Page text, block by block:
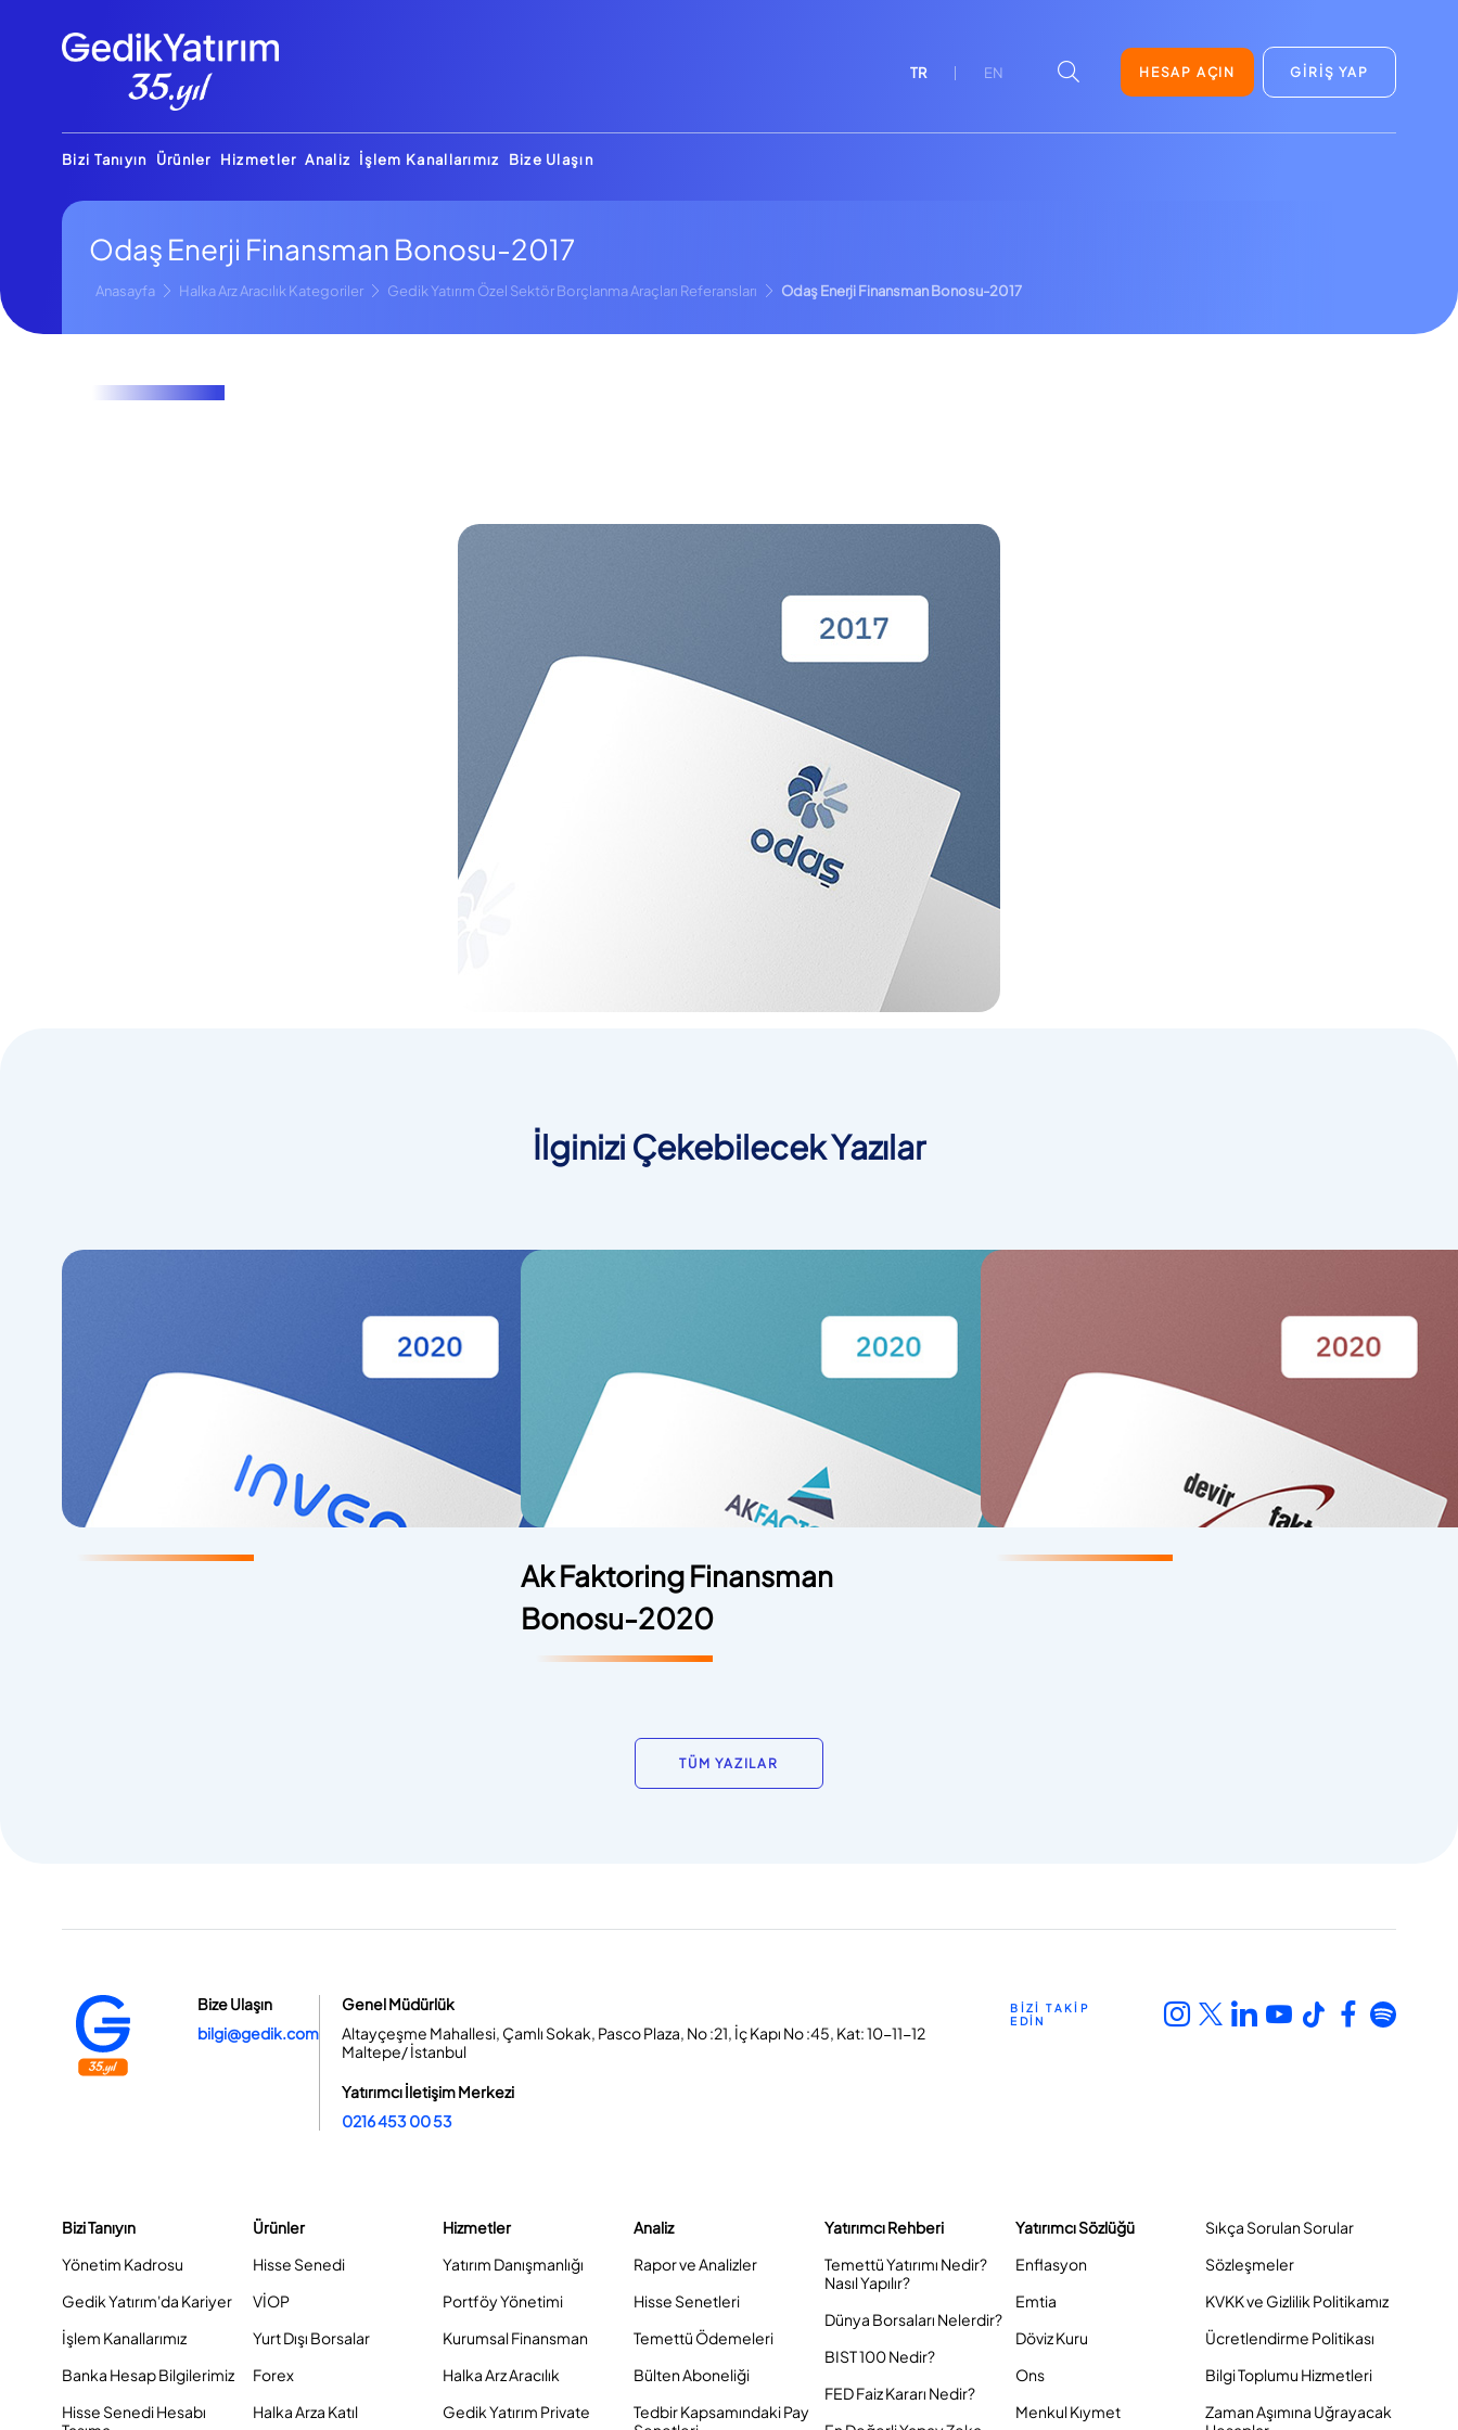
TR EN HESAP AÇIN GİRİŞ YAP
Bizi Tanıyın Ürünler Hizmetler Analiz İşlem Kanallarımız Bize Ulaşın
Odaş Enerji Finansman Bonosu-2017
Anasayfa Halka Arz Aracılık Kategoriler Gedik Yatırım Özel Sektör Borçlanma Araçları Referansları Odaş Enerji Finansman Bonosu-2017
İlginizi Çekebilecek Yazılar
Ak Faktoring Finansman
Bonosu-2020
TÜM YAZILAR
Bize Ulaşın
bilgi@gedik.com
Genel Müdürlük
Altayçeşme Mahallesi, Çamlı Sokak, Pasco Plaza, No :21, İç Kapı No :45, Kat: 10-11-12
Maltepe/ İstanbul
Yatırımcı İletişim Merkezi
0216 453 00 53
BİZİ TAKİP
EDİN
Bizi Tanıyın
Yönetim Kadrosu
Gedik Yatırım'da Kariyer
İşlem Kanallarımız
Banka Hesap Bilgilerimiz
Hisse Senedi Hesabı
Ürünler
Hisse Senedi
VİOP
Yurt Dışı Borsalar
Forex
Halka Arza Katıl
Hizmetler
Yatırım Danışmanlığı
Portföy Yönetimi
Kurumsal Finansman
Halka Arz Aracılık
Gedik Yatırım Private
Analiz
Rapor ve Analizler
Hisse Senetleri
Temettü Ödemeleri
Bülten Aboneliği
Tedbir Kapsamındaki Pay
Yatırımcı Rehberi
Temettü Yatırımı Nedir?
Nasıl Yapılır?
Dünya Borsaları Nelerdir?
BIST 100 Nedir?
FED Faiz Kararı Nedir?
Yatırımcı Sözlüğü
Enflasyon
Emtia
Döviz Kuru
Ons
Menkul Kıymet
Sıkça Sorulan Sorular
Sözleşmeler
KVKK ve Gizlilik Politikamız
Ücretlendirme Politikası
Bilgi Toplumu Hizmetleri
Zaman Aşımına Uğrayacak